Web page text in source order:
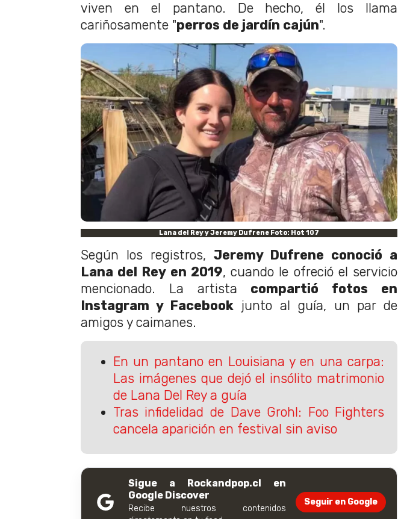
viven en el pantano. De hecho, él los llama
cariñosamente "perros de jardín cajún".
Lana del Rey y Jeremy Dufrene Foto: Hot 107
Según los registros, Jeremy Dufrene conoció a
Lana del Rey en 2019, cuando le ofreció el servicio
mencionado. La artista compartió fotos en
Instagram y Facebook junto al guía, un par de
amigos y caimanes.
En un pantano en Louisiana y en una carpa:
Las imágenes que dejó el insólito matrimonio
de Lana Del Rey a guía
Tras infidelidad de Dave Grohl: Foo Fighters
cancela aparición en festival sin aviso
Sigue a Rockandpop.cl en
Google Discover
Recibe nuestros contenidos
Seguir en Google